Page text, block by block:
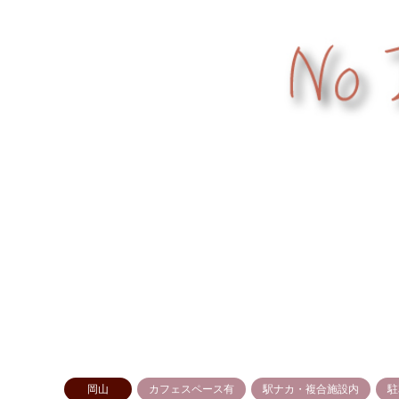
岡山 カフェスペース有 駅ナカ・複合施設内